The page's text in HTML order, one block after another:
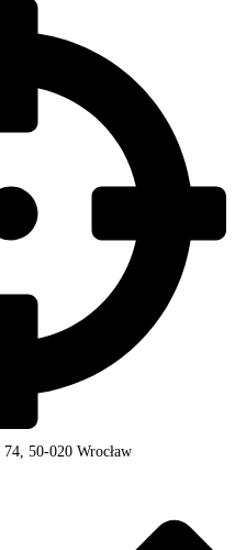
74, 50-020 Wrocław